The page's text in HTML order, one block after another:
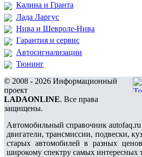
Калина и Гранта
Лада Ларгус
Нива и Шевроле-Нива
Гарантия и сервис
Автосигнализации
Тюнинг
© 2008 - 2026 Информационный
проект
LADAONLINE. Все права
защищены.
Автомобильный справочник
двигатели, трансмиссии, подвески,
старых автомобилей в разных
широкому спектру самых интересных